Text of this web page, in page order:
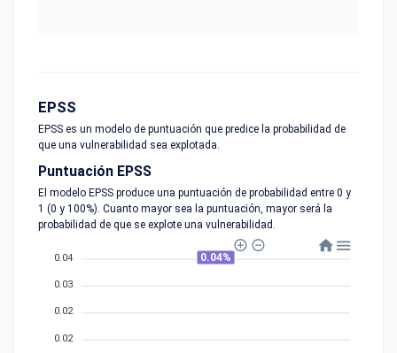
EPSS
EPSS es un modelo de puntuación que predice la probabilidad de
que una vulnerabilidad sea explotada.
Puntuación EPSS
El modelo EPSS produce una puntuación de probabilidad entre 0 y
1 (0 y 100%). Cuanto mayor sea la puntuación, mayor será la
probabilidad de que se explote una vulnerabilidad.
0.04
0.03
0.02
0.02
0.04%